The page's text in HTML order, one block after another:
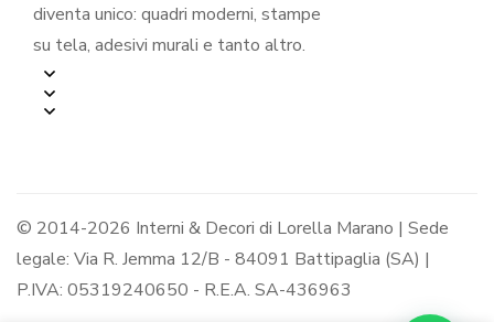
diventa unico: quadri moderni, stampe
su tela, adesivi murali e tanto altro.
© 2014-2026 Interni & Decori di Lorella Marano | Sede
legale: Via R. Jemma 12/B - 84091 Battipaglia (SA) |
P.IVA: 05319240650 - R.E.A. SA-436963